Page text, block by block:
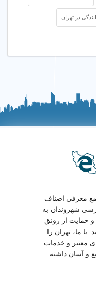
در تهران
معرفی اصناف
شهروندان به
حمایت از رونق
ما، تهران را
معتبر و خدمات
و آسان داشته